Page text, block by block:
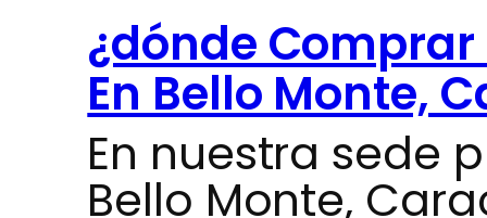
¿dónde
En Bello Monte,
En nuestra sede
Bello Monte,